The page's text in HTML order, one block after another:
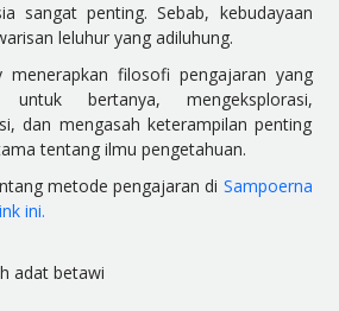
sangat penting. Sebab, kebudayaan
leluhur yang adiluhung.
menerapkan filosofi pengajaran yang
bertanya, mengeksplorasi,
dan mengasah keterampilan penting
tentang ilmu pengetahuan.
metode pengajaran di Sampoerna
ini.
adat betawi